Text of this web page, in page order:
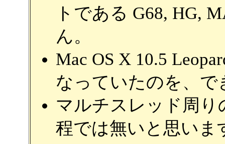
トである G68, HG,
ん。
Mac OS X 10.5
なっていたのを、で
マルチスレッド周
程では無いと思いま